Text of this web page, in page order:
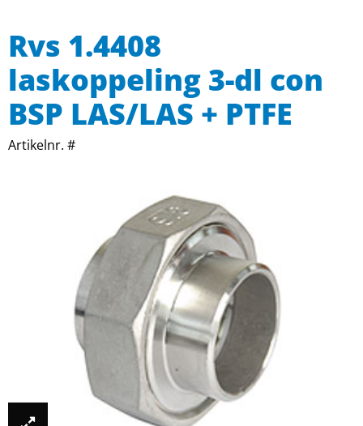
Rvs 1.4408
laskoppeling 3-dl con
BSP LAS/LAS + PTFE
Artikelnr. #